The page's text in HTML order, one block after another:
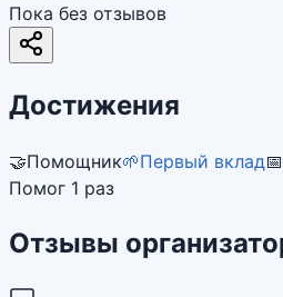
Пока без отзывов
Достижения
🤝Помощник🌱Первый вклад📅
Помог 1 раз
Отзывы